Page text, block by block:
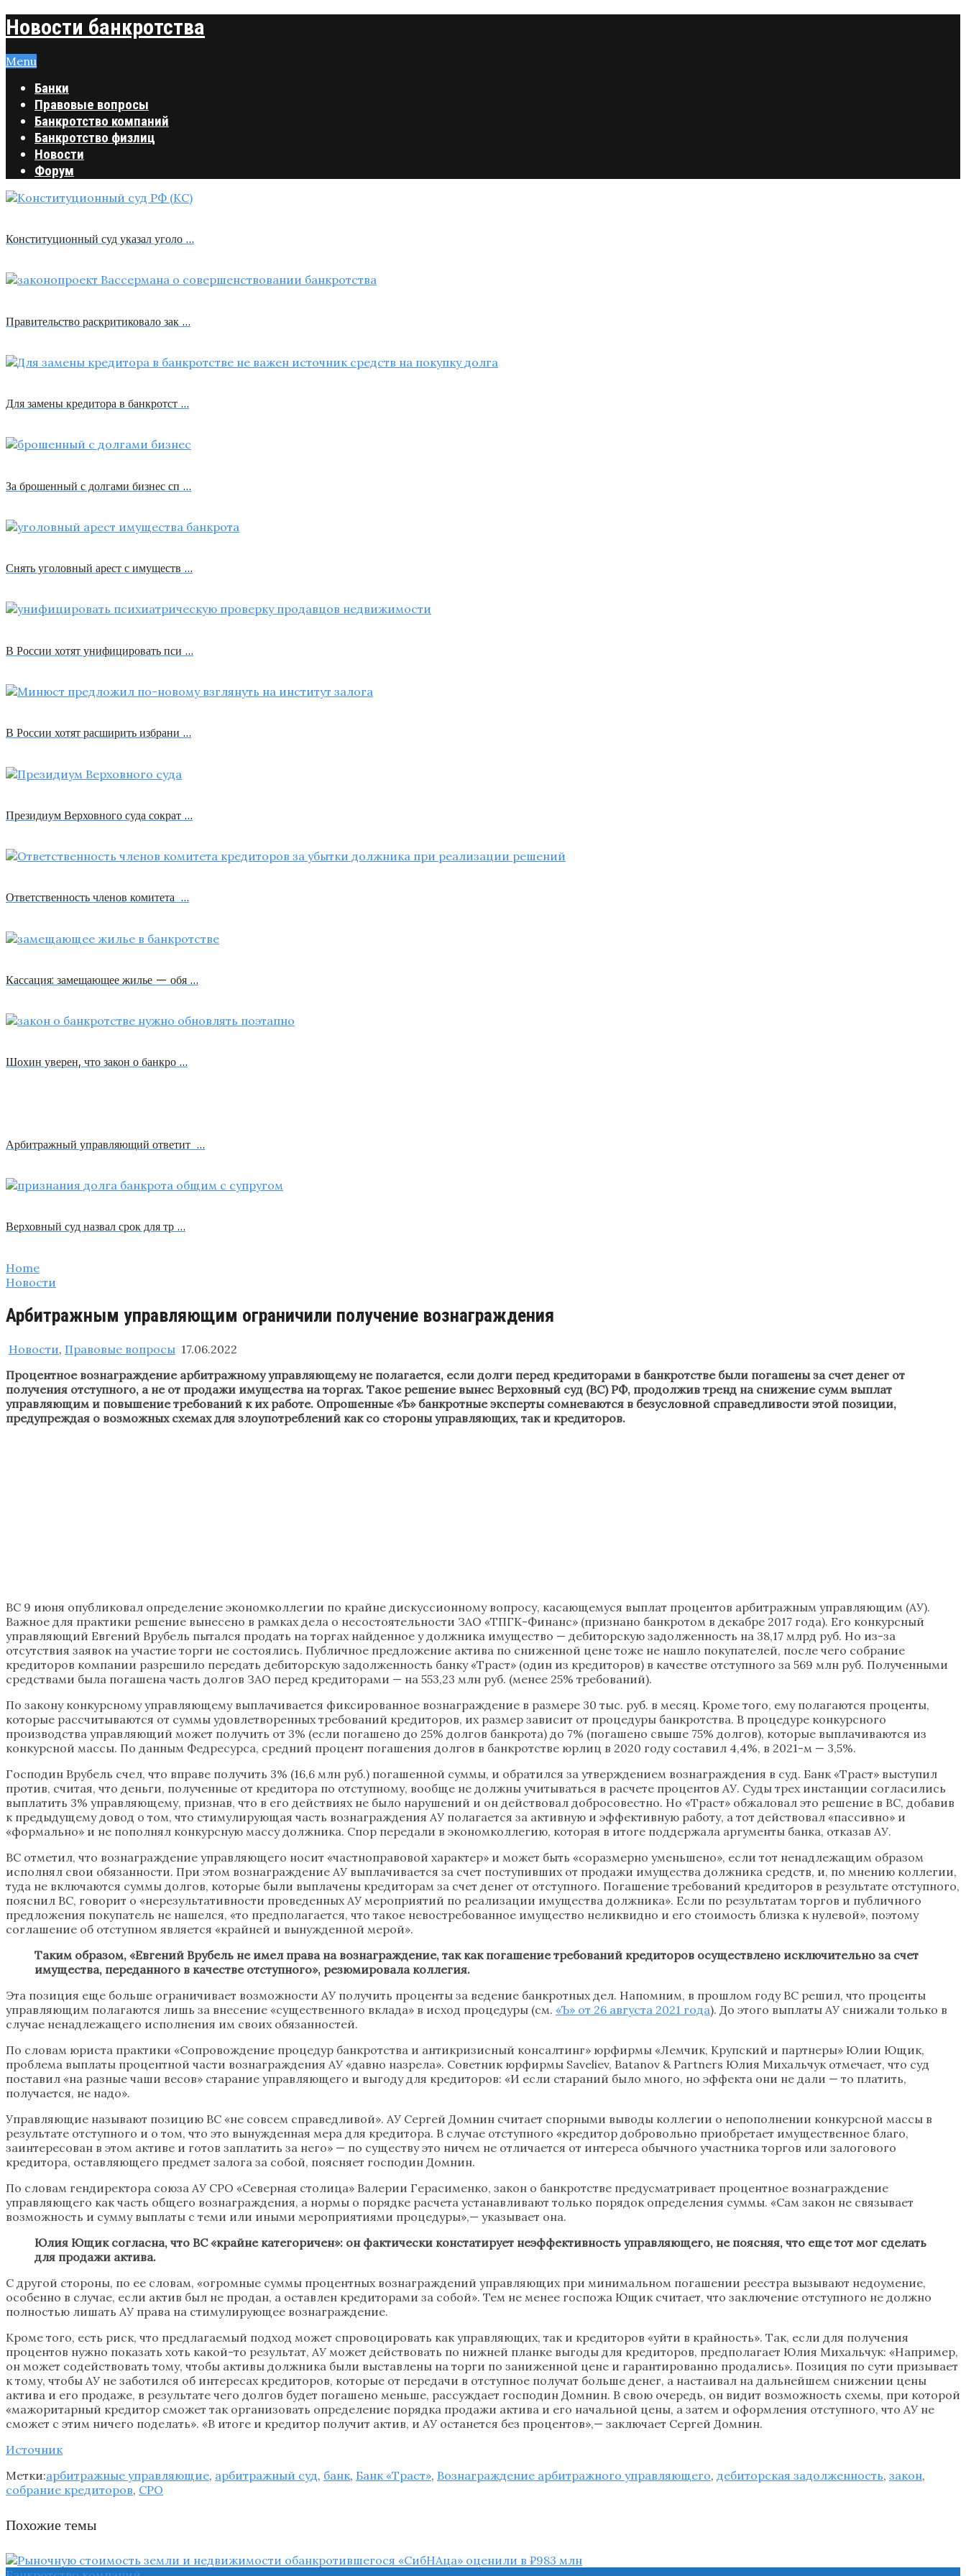
Новости банкротства
Menu
Банки
Правовые вопросы
Банкротство компаний
Банкротство физлиц
Новости
Форум
Конституционный суд указал уголо …
Правительство раскритиковало зак …
Для замены кредитора в банкротст …
За брошенный с долгами бизнес сп …
Снять уголовный арест с имуществ …
В России хотят унифицировать пси …
В России хотят расширить избрани …
Президиум Верховного суда сократ …
Ответственность членов комитета …
Кассация: замещающее жилье — обя …
Шохин уверен, что закон о банкро …
Арбитражный управляющий ответит …
Верховный суд назвал срок для тр …
Home
Новости
Арбитражным управляющим ограничили получение вознаграждения
Новости, Правовые вопросы 17.06.2022
Процентное вознаграждение арбитражному управляющему не полагается, если долги перед кредиторами в банкротстве были погашены за счет денег от
получения отступного, а не от продажи имущества на торгах. Такое решение вынес Верховный суд (ВС) РФ, продолжив тренд на снижение сумм выплат
управляющим и повышение требований к их работе. Опрошенные «Ъ» банкротные эксперты сомневаются в безусловной справедливости этой позиции,
предупреждая о возможных схемах для злоупотреблений как со стороны управляющих, так и кредиторов.
ВС 9 июня опубликовал определение экономколлегии по крайне дискуссионному вопросу, касающемуся выплат процентов арбитражным управляющим (АУ).
Важное для практики решение вынесено в рамках дела о несостоятельности ЗАО «ТПГК-Финанс» (признано банкротом в декабре 2017 года). Его конкурсный
управляющий Евгений Врубель пытался продать на торгах найденное у должника имущество — дебиторскую задолженность на 38,17 млрд руб. Но из-за
отсутствия заявок на участие торги не состоялись. Публичное предложение актива по сниженной цене тоже не нашло покупателей, после чего собрание
кредиторов компании разрешило передать дебиторскую задолженность банку «Траст» (один из кредиторов) в качестве отступного за 569 млн руб. Полученными
средствами была погашена часть долгов ЗАО перед кредиторами — на 553,23 млн руб. (менее 25% требований).
По закону конкурсному управляющему выплачивается фиксированное вознаграждение в размере 30 тыс. руб. в месяц. Кроме того, ему полагаются проценты,
которые рассчитываются от суммы удовлетворенных требований кредиторов, их размер зависит от процедуры банкротства. В процедуре конкурсного
производства управляющий может получить от 3% (если погашено до 25% долгов банкрота) до 7% (погашено свыше 75% долгов), которые выплачиваются из
конкурсной массы. По данным Федресурса, средний процент погашения долгов в банкротстве юрлиц в 2020 году составил 4,4%, в 2021-м — 3,5%.
Господин Врубель счел, что вправе получить 3% (16,6 млн руб.) погашенной суммы, и обратился за утверждением вознаграждения в суд. Банк «Траст» выступил
против, считая, что деньги, полученные от кредитора по отступному, вообще не должны учитываться в расчете процентов АУ. Суды трех инстанции согласились
выплатить 3% управляющему, признав, что в его действиях не было нарушений и он действовал добросовестно. Но «Траст» обжаловал это решение в ВС, добавив
к предыдущему довод о том, что стимулирующая часть вознаграждения АУ полагается за активную и эффективную работу, а тот действовал «пассивно» и
«формально» и не пополнял конкурсную массу должника. Спор передали в экономколлегию, которая в итоге поддержала аргументы банка, отказав АУ.
ВС отметил, что вознаграждение управляющего носит «частноправовой характер» и может быть «соразмерно уменьшено», если тот ненадлежащим образом
исполнял свои обязанности. При этом вознаграждение АУ выплачивается за счет поступивших от продажи имущества должника средств, и, по мнению коллегии,
туда не включаются суммы долгов, которые были выплачены кредиторам за счет денег от отступного. Погашение требований кредиторов в результате отступного,
пояснил ВС, говорит о «нерезультативности проведенных АУ мероприятий по реализации имущества должника». Если по результатам торгов и публичного
предложения покупатель не нашелся, «то предполагается, что такое невостребованное имущество неликвидно и его стоимость близка к нулевой», поэтому
соглашение об отступном является «крайней и вынужденной мерой».
Таким образом, «Евгений Врубель не имел права на вознаграждение, так как погашение требований кредиторов осуществлено исключительно за счет
имущества, переданного в качестве отступного», резюмировала коллегия.
Эта позиция еще больше ограничивает возможности АУ получить проценты за ведение банкротных дел. Напомним, в прошлом году ВС решил, что проценты
управляющим полагаются лишь за внесение «существенного вклада» в исход процедуры (см. «Ъ» от 26 августа 2021 года). До этого выплаты АУ снижали только в
случае ненадлежащего исполнения им своих обязанностей.
По словам юриста практики «Сопровождение процедур банкротства и антикризисный консалтинг» юрфирмы «Лемчик, Крупский и партнеры» Юлии Ющик,
проблема выплаты процентной части вознаграждения АУ «давно назрела». Советник юрфирмы Saveliev, Batanov & Partners Юлия Михальчук отмечает, что суд
поставил «на разные чаши весов» старание управляющего и выгоду для кредиторов: «И если стараний было много, но эффекта они не дали — то платить,
получается, не надо».
Управляющие называют позицию ВС «не совсем справедливой». АУ Сергей Домнин считает спорными выводы коллегии о непополнении конкурсной массы в
результате отступного и о том, что это вынужденная мера для кредитора. В случае отступного «кредитор добровольно приобретает имущественное благо,
заинтересован в этом активе и готов заплатить за него» — по существу это ничем не отличается от интереса обычного участника торгов или залогового
кредитора, оставляющего предмет залога за собой, поясняет господин Домнин.
По словам гендиректора союза АУ СРО «Северная столица» Валерии Герасименко, закон о банкротстве предусматривает процентное вознаграждение
управляющего как часть общего вознаграждения, а нормы о порядке расчета устанавливают только порядок определения суммы. «Сам закон не связывает
возможность и сумму выплаты с теми или иными мероприятиями процедуры»,— указывает она.
Юлия Ющик согласна, что ВС «крайне категоричен»: он фактически констатирует неэффективность управляющего, не поясняя, что еще тот мог сделать
для продажи актива.
С другой стороны, по ее словам, «огромные суммы процентных вознаграждений управляющих при минимальном погашении реестра вызывают недоумение,
особенно в случае, если актив был не продан, а оставлен кредиторами за собой». Тем не менее госпожа Ющик считает, что заключение отступного не должно
полностью лишать АУ права на стимулирующее вознаграждение.
Кроме того, есть риск, что предлагаемый подход может спровоцировать как управляющих, так и кредиторов «уйти в крайность». Так, если для получения
процентов нужно показать хоть какой-то результат, АУ может действовать по нижней планке выгоды для кредиторов, предполагает Юлия Михальчук: «Например,
он может содействовать тому, чтобы активы должника были выставлены на торги по заниженной цене и гарантированно продались». Позиция по сути призывает
к тому, чтобы АУ не заботился об интересах кредиторов, которые от передачи в отступное получат больше денег, а настаивал на дальнейшем снижении цены
актива и его продаже, в результате чего долгов будет погашено меньше, рассуждает господин Домнин. В свою очередь, он видит возможность схемы, при которой
«мажоритарный кредитор сможет так организовать определение порядка продажи актива и его начальной цены, а затем и оформления отступного, что АУ не
сможет с этим ничего поделать». «В итоге и кредитор получит актив, и АУ останется без процентов»,— заключает Сергей Домнин.
Источник
Метки:арбитражные управляющие, арбитражный суд, банк, Банк «Траст», Вознаграждение арбитражного управляющего, дебиторская задолженность, закон,
собрание кредиторов, СРО
Похожие темы